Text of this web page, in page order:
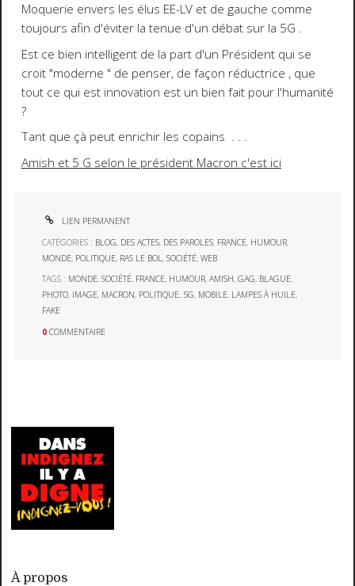
Moquerie envers les élus EE-LV et de gauche comme
toujours afin d'éviter la tenue d'un débat sur la 5G .
Est ce bien intelligent de la part d'un Président qui se
croit "moderne " de penser, de façon réductrice , que
tout ce qui est innovation est un bien fait pour l'humanité
?
Tant que çà peut enrichir les copains . . .
Amish et 5 G selon le président Macron c'est ici
LIEN PERMANENT
CATÉGORIES : BLOG, DES ACTES, DES PAROLES, FRANCE, HUMOUR,
MONDE, POLITIQUE, RAS LE BOL ,SOCIÉTÉ,WEB
TAGS : MONDE,SOCIÉTÉ, FRANCE, HUMOUR,AMISH,GAG, BLAGUE,
PHOTO, IMAGE, MACRON, POLITIQUE, 5G, MOBILE, LAMPES À HUILE,
FAKE
0 COMMENTAIRE
À propos